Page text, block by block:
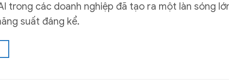
trong các doanh nghiệp đã tạo ra một làn sóng
suất đáng kể.